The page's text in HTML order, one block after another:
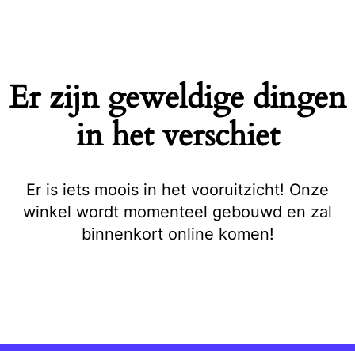
Er zijn geweldige dingen
in het verschiet
Er is iets moois in het vooruitzicht! Onze
winkel wordt momenteel gebouwd en zal
binnenkort online komen!